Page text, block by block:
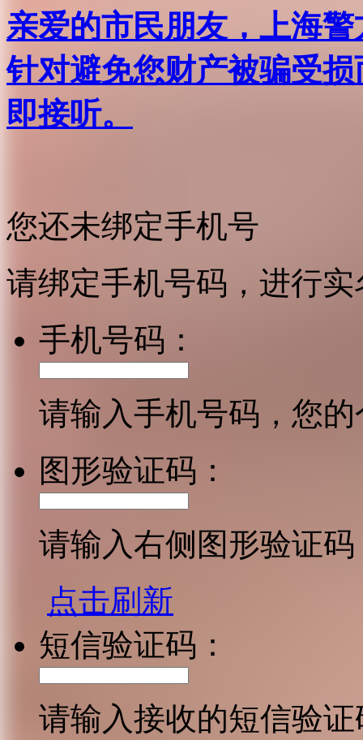
亲爱的市民朋友，上海
针对避免您财产被骗受
即接听。
您还未绑定手机号
请绑定手机号码，进行
手机号码：
请输入手机号码，您
图形验证码：
请输入右侧图形验证码
点击刷新
短信验证码：
请输入接收的短信验证